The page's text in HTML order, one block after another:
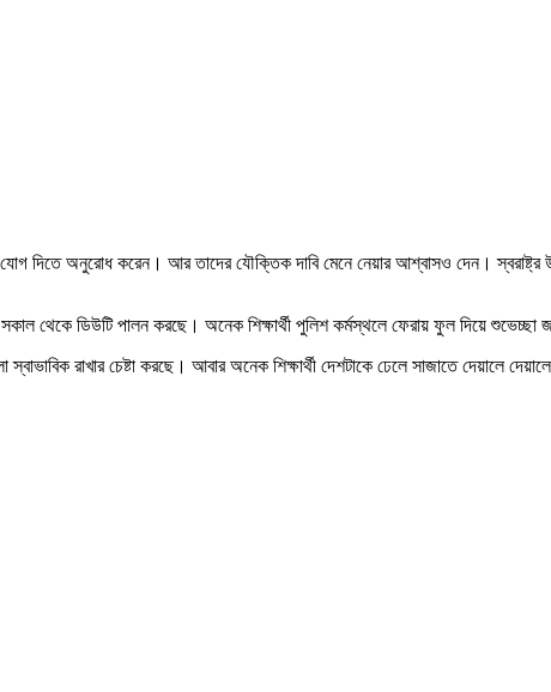
অনুরোধ করেন। আর তাদের যৌক্তিক দাবি মেনে নেয়ার আশ্বাসও দেন। স্বরাষ্ট্র
থেকে ডিউটি পালন করছে। অনেক শিক্ষার্থী পুলিশ কর্মস্থলে ফেরায় ফুল দিয়ে শুভেচ্ছা
রাখার চেষ্টা করছে। আবার অনেক শিক্ষার্থী দেশটাকে ঢেলে সাজাতে দেয়ালে